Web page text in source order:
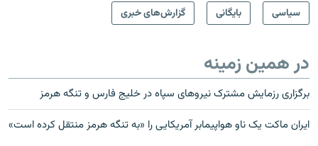
سیاسی بایگانی گزارش‌های خبری
در همین زمینه
برگزاری رزمایش مشترک نیروهای سپاه در خلیج فارس و تنگه هرمز
ایران ماکت یک ناو هواپیمابر آمریکایی را «به تنگه هرمز منتقل کرده است»